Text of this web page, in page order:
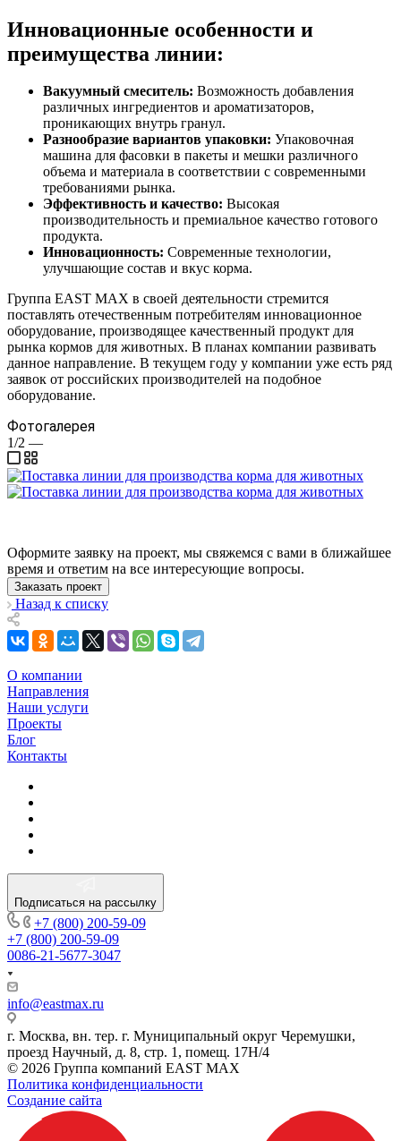
Инновационные особенности и
преимущества линии:
Вакуумный cмеситель: Возможность добавления
различных ингредиентов и ароматизаторов,
проникающих внутрь гранул.
Разнообразие вариантов упаковки: Упаковочная
машина для фасовки в пакеты и мешки различного
объема и материала в соответствии с современными
требованиями рынка.
Эффективность и качество: Высокая
производительность и премиальное качество готового
продукта.
Инновационность: Современные технологии,
улучшающие состав и вкус корма.
Группа EAST MAX в своей деятельности стремится
поставлять отечественным потребителям инновационное
оборудование, производящее качественный продукт для
рынка кормов для животных. В планах компании развивать
данное направление. В текущем году у компании уже есть ряд
заявок от российских производителей на подобное
оборудование.
Фотогалерея
1/2 —
Оформите заявку на проект, мы свяжемся с вами в ближайшее
время и ответим на все интересующие вопросы.
Заказать проект
Назад к списку
О компании
Направления
Наши услуги
Проекты
Блог
Контакты
Подписаться на рассылку
+7 (800) 200-59-09
+7 (800) 200-59-09
0086-21-5677-3047
info@eastmax.ru
г. Москва, вн. тер. г. Муниципальный округ Черемушки,
проезд Научный, д. 8, стр. 1, помещ. 17Н/4
© 2026 Группа компаний EAST MAX
Политика конфиденциальности
Создание сайта